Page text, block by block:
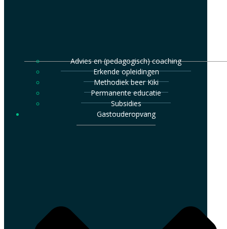
Advies en (pedagogisch) coaching
Erkende opleidingen
Methodiek beer Kiki
Permanente educatie
Subsidies
Gastouderopvang